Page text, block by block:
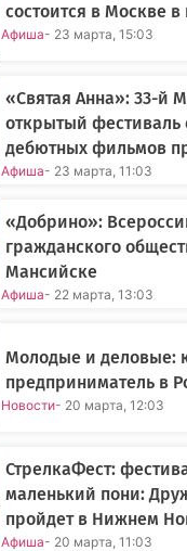
состоится в Москве
Афиша- 23 марта, 15:03
«Святая Анна»: 33-й
открытый фестиваль
дебютных фильмов
Афиша- 23 марта, 11:03
«Добрино»:
гражданского
Мансийске
Афиша- 22 марта, 13:03
Молодые и деловые:
предприниматель в
Новости- 20 марта, 12:03
СтрелкаФест:
маленький пони:
пройдет в Нижнем
Афиша- 20 марта, 11:03